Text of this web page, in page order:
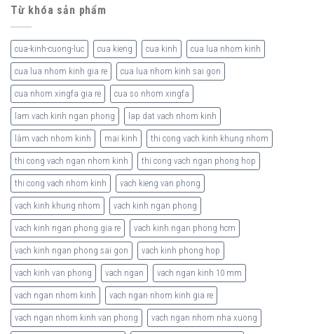
Từ khóa sản phẩm
cua-kinh-cuong-luc cua kieng cua kinh cua lua nhom kinh
cua lua nhom kinh gia re cua lua nhom kinh sai gon
cua nhom xingfa gia re cua so nhom xingfa
lam vach kinh ngan phong lap dat vach nhom kinh
làm vach nhom kinh mai kinh thi cong vach kinh khung nhom
thi cong vach ngan nhom kinh thi cong vach ngan phong hop
thi cong vach nhom kinh vach kieng van phong
vach kinh khung nhom vach kinh ngan phong
vach kinh ngan phong gia re vach kinh ngan phong hcm
vach kinh ngan phong sai gon vach kinh phong hop
vach kinh van phong vach ngan vach ngan kinh 10 mm
vach ngan nhom kinh vach ngan nhom kinh gia re
vach ngan nhom kinh van phong vach ngan nhom nha xuong